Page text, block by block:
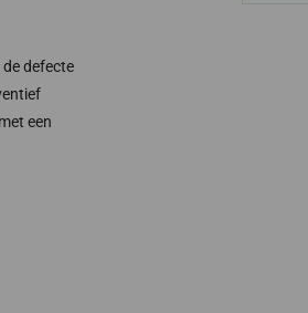
defecte
een